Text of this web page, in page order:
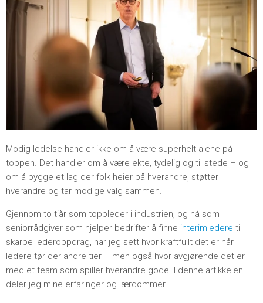
Modig ledelse handler ikke om å være superhelt alene på
toppen. Det handler om å være ekte, tydelig og til stede – og
om å bygge et lag der folk heier på hverandre, støtter
hverandre og tar modige valg sammen.
Gjennom to tiår som toppleder i industrien, og nå som
seniorrådgiver som hjelper bedrifter å finne interimledere til
skarpe lederoppdrag, har jeg sett hvor kraftfullt det er når
ledere tør der andre tier – men også hvor avgjørende det er
med et team som spiller hverandre gode. I denne artikkelen
deler jeg mine erfaringer og lærdommer.